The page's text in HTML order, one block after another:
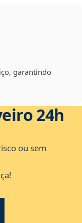
garantindo
24h
ou sem